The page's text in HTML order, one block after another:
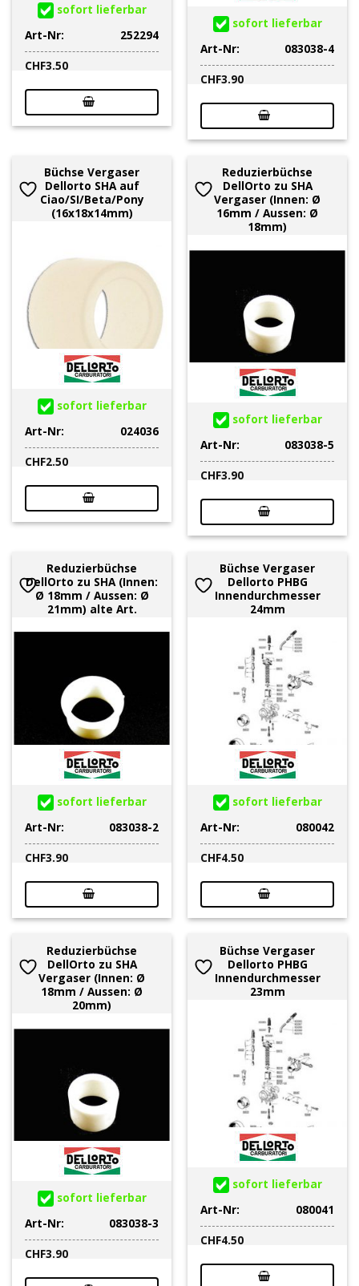
sofort lieferbar
Art-Nr:
252294
CHF3.50
sofort lieferbar
Art-Nr:
083038-4
CHF3.90
Büchse Vergaser
Dellorto SHA auf
Ciao/SI/Beta/Pony
(16x18x14mm)
sofort lieferbar
Art-Nr:
024036
CHF2.50
Reduzierbüchse
DellOrto zu SHA
Vergaser (Innen: Ø
16mm / Aussen: Ø
18mm)
sofort lieferbar
Art-Nr:
083038-5
CHF3.90
Reduzierbüchse
DellOrto zu SHA (Innen:
Ø 18mm / Aussen: Ø
21mm) alte Art.
sofort lieferbar
Art-Nr:
083038-2
CHF3.90
Büchse Vergaser
Dellorto PHBG
Innendurchmesser
24mm
sofort lieferbar
Art-Nr:
080042
CHF4.50
Reduzierbüchse
DellOrto zu SHA
Vergaser (Innen: Ø
18mm / Aussen: Ø
20mm)
sofort lieferbar
Art-Nr:
083038-3
CHF3.90
Büchse Vergaser
Dellorto PHBG
Innendurchmesser
23mm
sofort lieferbar
Art-Nr:
080041
CHF4.50